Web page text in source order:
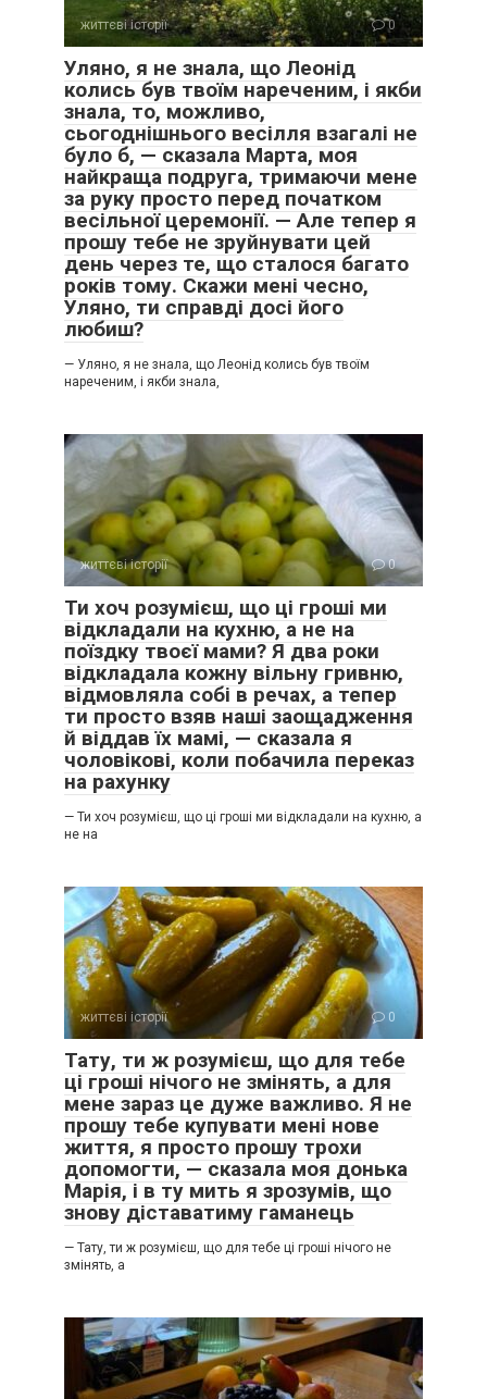
життєві історії 0
Уляно, я не знала, що Леонід
колись був твоїм нареченим, і якби
знала, то, можливо,
сьогоднішнього весілля взагалі не
було б, — сказала Марта, моя
найкраща подруга, тримаючи мене
за руку просто перед початком
весільної церемонії. — Але тепер я
прошу тебе не зруйнувати цей
день через те, що сталося багато
років тому. Скажи мені чесно,
Уляно, ти справді досі його
любиш?
— Уляно, я не знала, що Леонід колись був твоїм
нареченим, і якби знала,
життєві історії 0
Ти хоч розумієш, що ці гроші ми
відкладали на кухню, а не на
поїздку твоєї мами? Я два роки
відкладала кожну вільну гривню,
відмовляла собі в речах, а тепер
ти просто взяв наші заощадження
й віддав їх мамі, — сказала я
чоловікові, коли побачила переказ
на рахунку
— Ти хоч розумієш, що ці гроші ми відкладали на кухню, а
не на
життєві історії 0
Тату, ти ж розумієш, що для тебе
ці гроші нічого не змінять, а для
мене зараз це дуже важливо. Я не
прошу тебе купувати мені нове
життя, я просто прошу трохи
допомогти, — сказала моя донька
Марія, і в ту мить я зрозумів, що
знову діставатиму гаманець
— Тату, ти ж розумієш, що для тебе ці гроші нічого не
змінять, а